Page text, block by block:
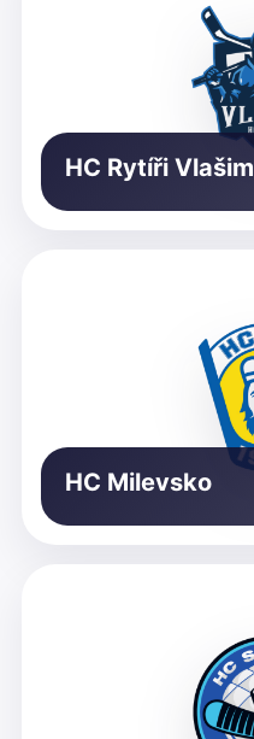
HC Rytíři Vlašim
HC Milevsko